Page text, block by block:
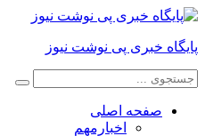
پایگاه خبری پی نوشت نیوز
صفحه اصلی
اخبارمهم